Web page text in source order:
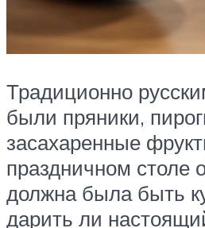
Традиционно
были пряники,
засахаренные
праздничном столе
должна была быть
дарить ли